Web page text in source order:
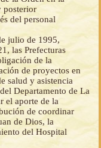
posterior
del personal
julio de 1995,
las Prefecturas
de la
de proyectos en
salud y asistencia
Departamento de La
el aporte de la
de coordinar
de Dios, la
del Hospital